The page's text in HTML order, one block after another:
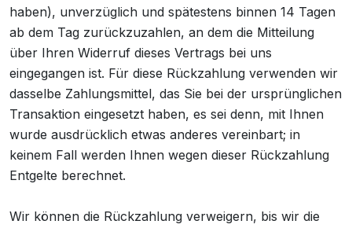
haben), unverzüglich und spätestens binnen 14 Tagen
ab dem Tag zurückzuzahlen, an dem die Mitteilung
über Ihren Widerruf dieses Vertrags bei uns
eingegangen ist. Für diese Rückzahlung verwenden wir
dasselbe Zahlungsmittel, das Sie bei der ursprünglichen
Transaktion eingesetzt haben, es sei denn, mit Ihnen
wurde ausdrücklich etwas anderes vereinbart; in
keinem Fall werden Ihnen wegen dieser Rückzahlung
Entgelte berechnet.
Wir können die Rückzahlung verweigern, bis wir die